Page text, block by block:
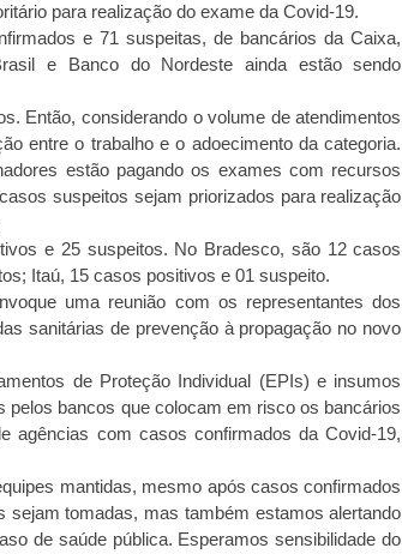
para realização do exame da Covid-19.
e 71 suspeitas, de bancários da Caixa,
e Banco do Nordeste ainda estão sendo
Então, considerando o volume de atendimentos
entre o trabalho e o adoecimento da categoria.
estão pagando os exames com recursos
suspeitos sejam priorizados para realização
e 25 suspeitos. No Bradesco, são 12 casos
Itaú, 15 casos positivos e 01 suspeito.
uma reunião com os representantes dos
sanitárias de prevenção à propagação no novo
de Proteção Individual (EPIs) e insumos
pelos bancos que colocam em risco os bancários
agências com casos confirmados da Covid-19,
mantidas, mesmo após casos confirmados
tomadas, mas também estamos alertando
de saúde pública. Esperamos sensibilidade do